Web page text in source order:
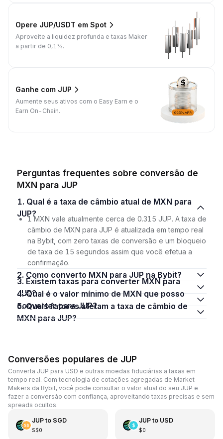
Opere JUP/USDT em Spot
Aproveite a liquidez profunda e taxas Maker
a partir de 0,1%.
Ganhe com JUP
Aumente seus ativos com o Easy Earn e o
Earn On-Chain.
Perguntas frequentes sobre conversão de
MXN para JUP
1. Qual é a taxa de câmbio atual de MXN para
JUP?
1 MXN vale atualmente cerca de 0.315 JUP. A taxa de
câmbio de MXN para JUP é atualizada em tempo real
na Bybit, com zero taxas de conversão e um bloqueio
de taxa de 15 segundos assim que você efetua a
confirmação.
2. Como converto MXN para JUP na Bybit?
3. Existem taxas para converter MXN para
JUP?
4. Qual é o valor mínimo de MXN que posso
converter para JUP?
5. Quais fatores afetam a taxa de câmbio de
MXN para JUP?
Conversões populares de JUP
Converta JUP para USD e outras moedas fiduciárias a taxas em
tempo real. Com tecnologia de cotações agregadas de Market
Makers da Bybit, você pode consultar o valor atual do seu JUP e
fazer a conversão com confiança, aproveitando taxas precisas e sem
spreads ocultos.
JUPto SGD
S$0
JUPto USD
$0